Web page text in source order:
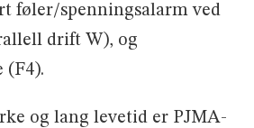
føler/spenningsalarm ved
drift W), og
(F4).
og lang levetid er PJMA-